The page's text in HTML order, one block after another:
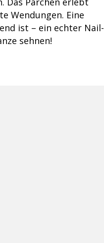
Wendungen. Eine
ist – ein echter Nail-
sehnen!